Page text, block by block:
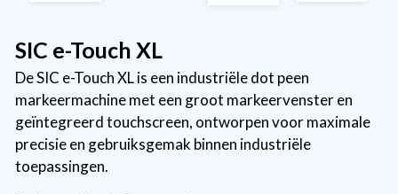
SIC e-Touch XL
De SIC e-Touch XL is een industriële dot peen
markeermachine met een groot markeervenster en
geïntegreerd touchscreen, ontworpen voor maximale
precisie en gebruiksgemak binnen industriële
toepassingen.